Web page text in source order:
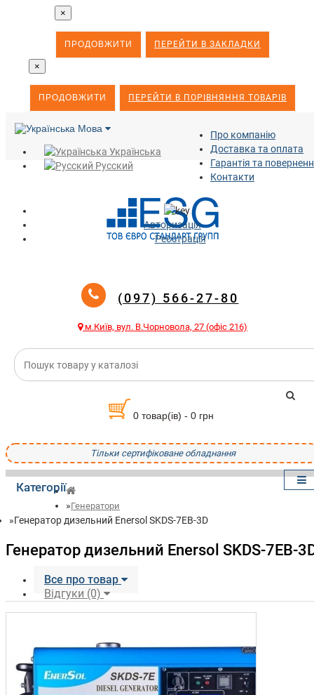
×
ПРОДОВЖИТИ ПЕРЕЙТИ В ЗАКЛАДКИ
×
ПРОДОВЖИТИ ПЕРЕЙТИ В ПОРІВНЯННЯ ТОВАРІВ
Мова
Українська
Русский
Про компанію
Доставка та оплата
Гарантія та
Контакти
Авторизація
Реєстрація
(097) 566-27-80
м.Київ, вул. В.Чорновола, 27 (офіс 216)
0 товар(ів) - 0 грн
Тільки сертифіковане обладнання
Категорії
Генератори
Генератор дизельний Enersol SKDS-7EB-3D
Генератор дизельний Enersol SKDS-7EB-
Все про товар
Відгуки (0)